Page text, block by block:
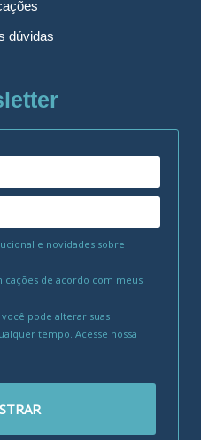
dúvidas
e novidades sobre
de acordo com meus
pode alterar suas
tempo. Acesse nossa